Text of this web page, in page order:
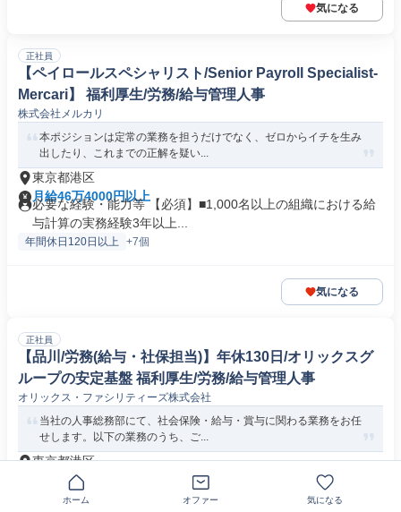
気になる
正社員
【ペイロールスペシャリスト/Senior Payroll Specialist-
Mercari】 福利厚生/労務/給与管理人事
株式会社メルカリ
本ポジションは定常の業務を担うだけでなく、ゼロからイチを生み
出したり、これまでの正解を疑い...
東京都港区
月給46万4000円以上
必要な経験・能力等 【必須】■1,000名以上の組織における給
与計算の実務経験3年以上...
年間休日120日以上 +7個
気になる
正社員
【品川/労務(給与・社保担当)】年休130日/オリックスグ
ループの安定基盤 福利厚生/労務/給与管理人事
オリックス・ファシリティーズ株式会社
当社の人事総務部にて、社会保険・給与・賞与に関わる業務をお任
せします。以下の業務のうち、ご...
東京都港区
月給24万8000円～31万3000円
必要な経験・能力等 【必須】人事業務のご経験（目安：2年以
上） 【就業環境】有給は最...
ホーム オファー 気になる